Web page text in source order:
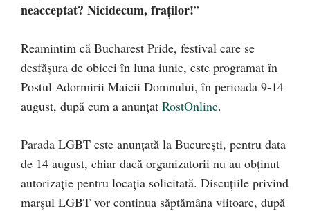
neacceptat? Nicidecum, fraților!”
Reamintim că Bucharest Pride, festival care se
desfășura de obicei în luna iunie, este programat în
Postul Adormirii Maicii Domnului, în perioada 9-14
august, după cum a anunțat RostOnline.
Parada LGBT este anunțată la București, pentru data
de 14 august, chiar dacă organizatorii nu au obținut
autorizație pentru locația solicitată. Discuțiile privind
marșul LGBT vor continua săptămâna viitoare, după